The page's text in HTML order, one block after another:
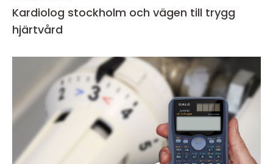
Kardiolog stockholm och vägen till trygg
hjärtvård